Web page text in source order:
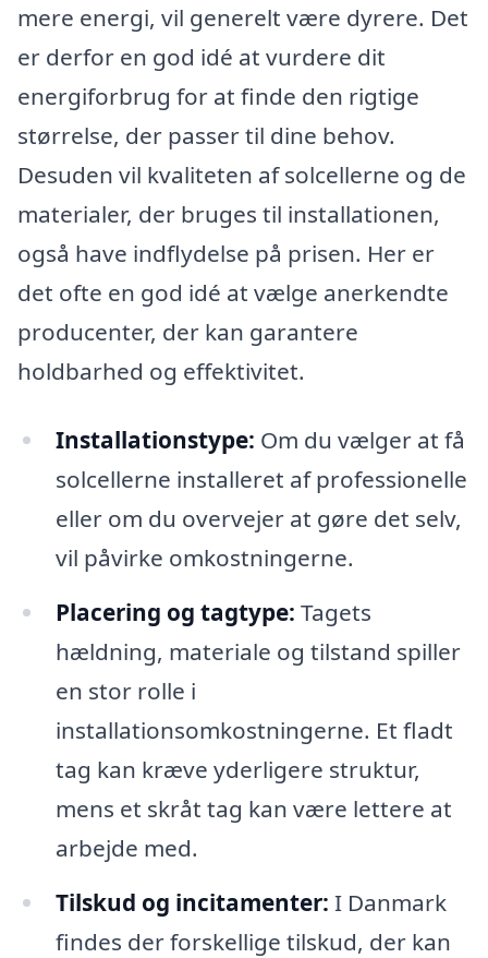
mere energi, vil generelt være dyrere. Det
er derfor en god idé at vurdere dit
energiforbrug for at finde den rigtige
størrelse, der passer til dine behov.
Desuden vil kvaliteten af solcellerne og de
materialer, der bruges til installationen,
også have indflydelse på prisen. Her er
det ofte en god idé at vælge anerkendte
producenter, der kan garantere
holdbarhed og effektivitet.
Installationstype: Om du vælger at få
solcellerne installeret af professionelle
eller om du overvejer at gøre det selv,
vil påvirke omkostningerne.
Placering og tagtype: Tagets
hældning, materiale og tilstand spiller
en stor rolle i
installationsomkostningerne. Et fladt
tag kan kræve yderligere struktur,
mens et skråt tag kan være lettere at
arbejde med.
Tilskud og incitamenter: I Danmark
findes der forskellige tilskud, der kan